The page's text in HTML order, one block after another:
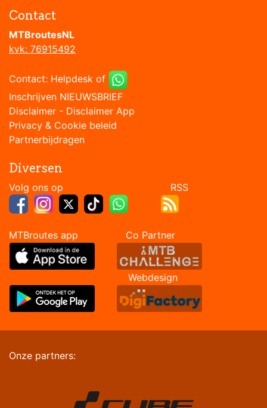
Contact
MTBroutesNL
kvk: 76915492
Contact: Helpdesk of
Inschrijven NIEUWSBRIEF
Disclaimer - Disclaimer App
Privacy & Cookie beleid
Partnerbijdragen
Diversen
Volg ons op RSS
MTBroutes app Co Partner
Webdesign
Onze partners: